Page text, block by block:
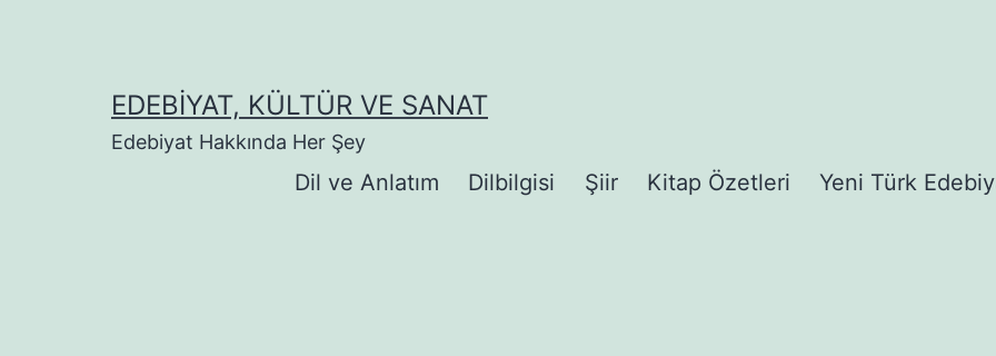
EDEBIYAT, KÜLTÜR VE SANAT
Edebiyat Hakkında Her Şey
Dil ve Anlatım Dilbilgisi Şiir Kitap Özetleri Yeni Türk